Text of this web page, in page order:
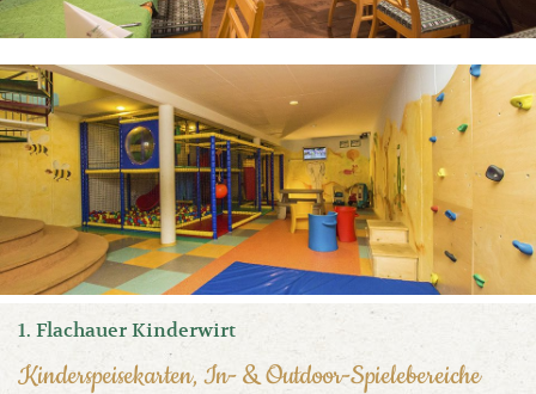
1. Flachauer Kinderwirt
Kinderspeisekarten, In- & Outdoor-Spielebereiche